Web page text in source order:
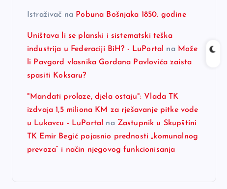
Istraživač na Pobuna Bošnjaka 1850. godine
Uništava li se planski i sistematski teška
industrija u Federaciji BiH? - LuPortal
na Može
li Pavgord vlasnika Gordana Pavlovića zaista
spasiti Koksaru?
"Mandati prolaze, djela ostaju": Vlada TK
izdvaja 1,5 miliona KM za rješavanje pitke vode
u Lukavcu - LuPortal
na Zastupnik u Skupštini
TK Emir Begić pojasnio prednosti „komunalnog
prevoza“ i način njegovog funkcionisanja